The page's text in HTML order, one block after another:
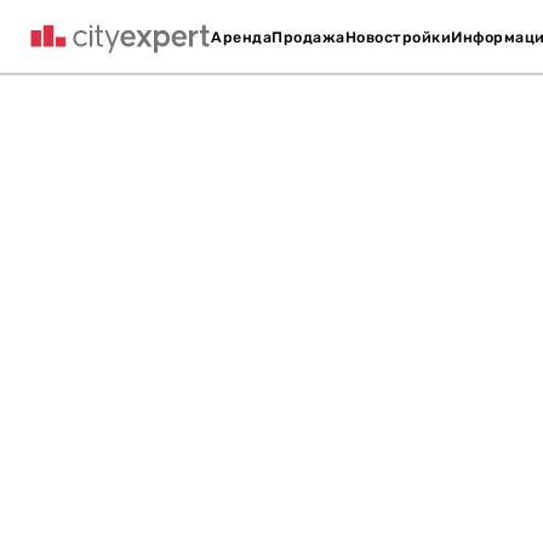
АрендаПродажаНовостройки